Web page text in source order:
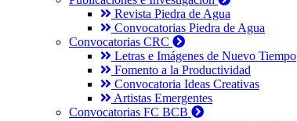
Revista Piedra de Agua
Convocatorias Piedra de Agua
Convocatorias CRC
Letras e Imágenes de Nuevo Tiempo
Fomento a la Productividad
Convocatoria Ideas Creativas
Artistas Emergentes
Convocatorias FC BCB